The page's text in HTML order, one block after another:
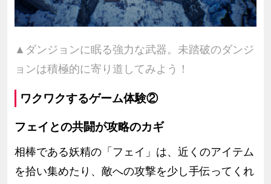
▲ダンジョンに眠る強力な武器。未踏破のダンジ
ョンは積極的に寄り道してみよう！
ワクワクするゲーム体験②
フェイとの共闘が攻略のカギ
相棒である妖精の「フェイ」は、近くのアイテム
を拾い集めたり、敵への攻撃を少し手伝ってくれ